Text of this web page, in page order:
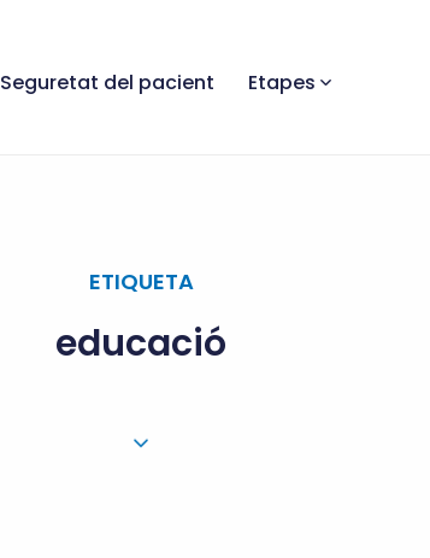
Seguretat del pacient Etapes
ETIQUETA
educació